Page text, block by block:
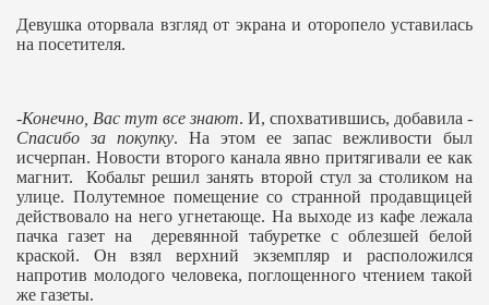
Девушка оторвала взгляд от экрана и оторопело уставилась
на посетителя.
-Конечно, Вас тут все знают. И, спохватившись, добавила -
Спасибо за покупку. На этом ее запас вежливости был
исчерпан. Новости второго канала явно притягивали ее как
магнит.
Кобальт решил занять второй стул за столиком на
улице. Полутемное помещение со странной продавщицей
действовало на него угнетающе. На выходе из кафе лежала
пачка газет на
деревянной табуретке с облезшей белой
краской. Он взял верхний экземпляр и расположился
напротив молодого человека, поглощенного чтением такой
же газеты.